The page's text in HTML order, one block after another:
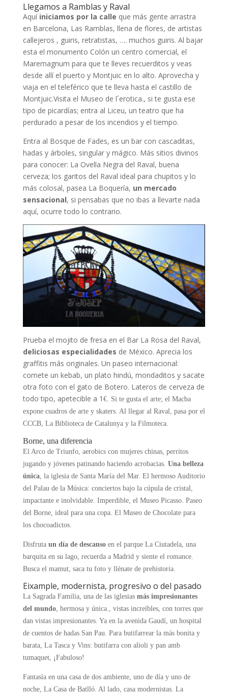
Llegamos a Ramblas y Raval
Aquí iniciamos por la calle que más gente arrastra
en Barcelona, Las Ramblas, llena de flores, de artistas
callejeros , guiris, retratistas, …. muchos guiris. Al bajar
esta el monumento Colón un centro comercial, el
Maremagnum para que te lleves recuerditos y veas
desde allí el puerto y Montjuic en lo alto. Aprovecha y
viaja en el teleférico que te lleva hasta el castillo de
Montjuic.Visita el Museo de l´erotica., si te gusta ese
tipo de picardías; entra al Liceu, un teatro que ha
perdurado a pesar de los incendios y el tiempo.
Entra al Bosque de Fades, es un bar con cascaditas,
hadas y árboles, singular y mágico. Más sitios divinos
para conocer: La Ovella Negra del Raval, buena
cerveza; los garitos del Raval ideal para chupitos y lo
más colosal, pasea La Boquería, un mercado
sensacional, si pensabas que no ibas a llevarte nada
aquí, ocurre todo lo contrario.
Prueba el mojito de fresa en el Bar La Rosa del Raval,
deliciosas especialidades de México. Aprecia los
graffitis más originales. Un paseo internacional:
comete un kebab, un plato hindú, mondaditos y sacate
otra foto con el gato de Botero. Lateros de cerveza de
todo tipo, apetecible a 1 €. Si te gusta el arte; el Macba
expone cuadros de arte y skaters. Al llegar al Raval, pasa por el
CCCB, La Biblioteca de Catalunya y la Filmoteca.
Borne, una diferencia
El Arco de Triunfo, aerobics con mujeres chinas, perritos
jugando y jóvenes patinando haciendo acrobacias. Una belleza
única, la iglesia de Santa María del Mar. El hermoso Auditorio
del Palau de la Música: conciertos bajo la cúpula de cristal,
impactante e inolvidable. Imperdible, el Museo Picasso. Paseo
del Borne, ideal para una copa. El Museo de Chocolate para
los chocoadictos.
Disfruta un día de descansoen el parque La Ciutadela, una
barquita en su lago, recuerda a Madrid y siente el romance.
Busca el mamut, saca tu foto y llénate de prehistoria.
Eixample, modernista, progresivo o del pasado
La Sagrada Familia, una de las iglesias más impresionantes
del mundo, hermosa y única., vistas increíbles, con torres que
dan vistas impresionantes. Ya en la avenida Gaudí, un hospital
de cuentos de hadas San Pau. Para butifarrear la más bonita y
barata, La Tasca y Vins: butifarra con alioli y pan amb
tumaquet, ¡Fabuloso!
Fantasía en una casa de dos ambiente, uno de día y uno de
noche, La Casa de Batlló. Al lado, casa modernistas. La